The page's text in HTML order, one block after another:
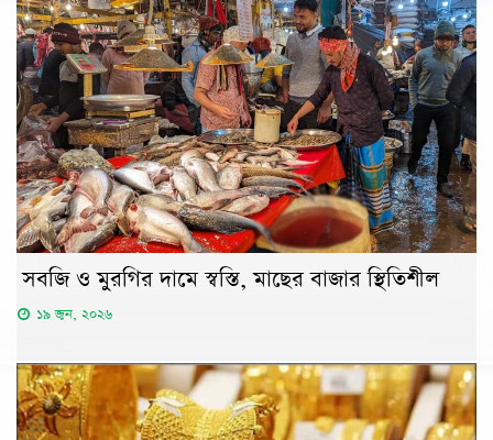
সবজি ও মুরগির দামে স্বস্তি, মাছের বাজার স্থিতিশীল
১৯ জুন, ২০২৬